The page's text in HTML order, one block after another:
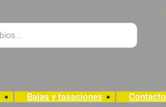
Bajas y tasaciones Contacto